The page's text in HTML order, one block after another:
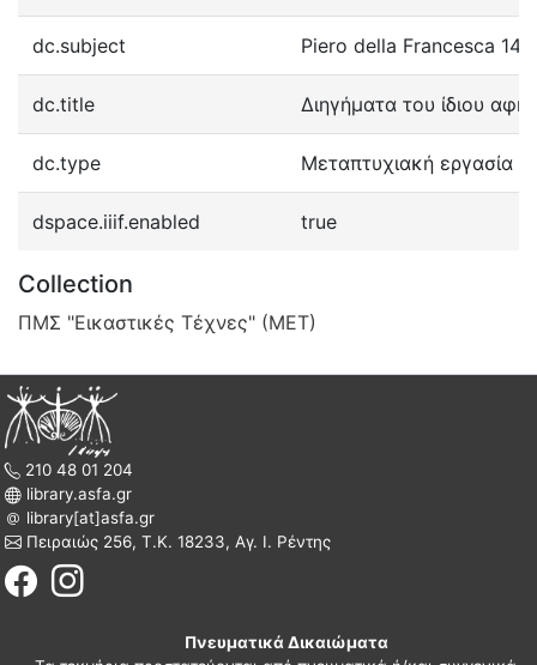
dc.subject Piero della Francesca
dc.title Διηγήματα του ίδιου
dc.type Μεταπτυχιακή εργασία
dspace.iiif.enabled true
Collection
ΠΜΣ "Εικαστικές Τέχνες" (ΜΕΤ)
210 48 01 204
library.asfa.gr
library[at]asfa.gr
Πειραιώς 256, Τ.Κ. 18233, Αγ. Ι. Ρέντης
Πνευματικά Δικαιώματα